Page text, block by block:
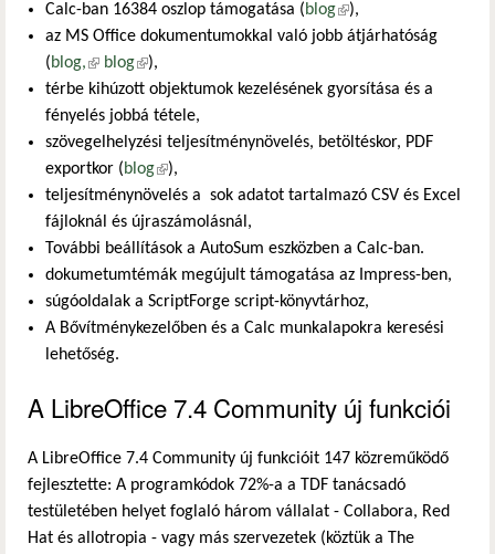
Calc-ban 16384 oszlop támogatása (blog(külső hivatkozás)
),
az MS Office dokumentumokkal való jobb átjárhatóság
(blog,(külső hivatkozás)
blog(külső hivatkozás)
),
térbe kihúzott objektumok kezelésének gyorsítása és a
fényelés jobbá tétele,
szövegelhelyzési teljesítménynövelés, betöltéskor, PDF
exportkor (blog(külső hivatkozás)
),
teljesítménynövelés a sok adatot tartalmazó CSV és Excel
fájloknál és újraszámolásnál,
További beállítások a AutoSum eszközben a Calc-ban.
dokumetumtémák megújult támogatása az Impress-ben,
súgóoldalak a ScriptForge script-könyvtárhoz,
A Bővítménykezelőben és a Calc munkalapokra keresési
lehetőség.
A LibreOffice 7.4 Community új funkciói
A LibreOffice 7.4 Community új funkcióit 147 közreműködő
fejlesztette: A programkódok 72%-a a TDF tanácsadó
testületében helyet foglaló három vállalat - Collabora, Red
Hat és allotropia - vagy más szervezetek (köztük a The